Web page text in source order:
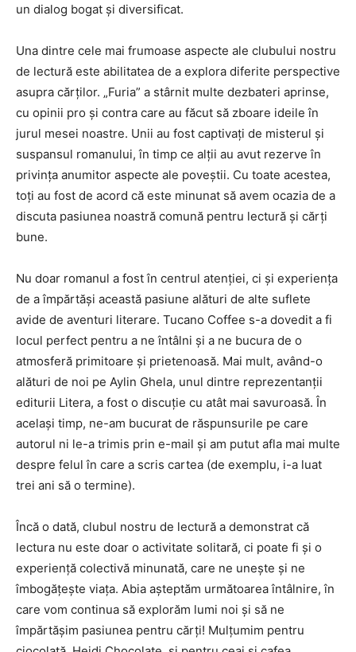
un dialog bogat și diversificat.
Una dintre cele mai frumoase aspecte ale clubului nostru
de lectură este abilitatea de a explora diferite perspective
asupra cărților. „Furia” a stârnit multe dezbateri aprinse,
cu opinii pro și contra care au făcut să zboare ideile în
jurul mesei noastre. Unii au fost captivați de misterul și
suspansul romanului, în timp ce alții au avut rezerve în
privința anumitor aspecte ale poveștii. Cu toate acestea,
toți au fost de acord că este minunat să avem ocazia de a
discuta pasiunea noastră comună pentru lectură și cărți
bune.
Nu doar romanul a fost în centrul atenției, ci și experiența
de a împărtăși această pasiune alături de alte suflete
avide de aventuri literare. Tucano Coffee s-a dovedit a fi
locul perfect pentru a ne întâlni și a ne bucura de o
atmosferă primitoare și prietenoasă. Mai mult, având-o
alături de noi pe Aylin Ghela, unul dintre reprezentanții
editurii Litera, a fost o discuție cu atât mai savuroasă. În
același timp, ne-am bucurat de răspunsurile pe care
autorul ni le-a trimis prin e-mail și am putut afla mai multe
despre felul în care a scris cartea (de exemplu, i-a luat
trei ani să o termine).
Încă o dată, clubul nostru de lectură a demonstrat că
lectura nu este doar o activitate solitară, ci poate fi și o
experiență colectivă minunată, care ne unește și ne
îmbogățește viața. Abia așteptăm următoarea întâlnire, în
care vom continua să explorăm lumi noi și să ne
împărtășim pasiunea pentru cărți! Mulțumim pentru